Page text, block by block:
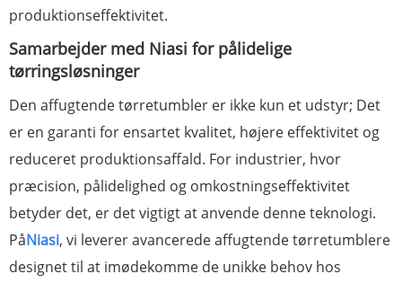
produktionseffektivitet.
Samarbejder med Niasi for pålidelige
tørringsløsninger
Den affugtende tørretumbler er ikke kun et udstyr; Det
er en garanti for ensartet kvalitet, højere effektivitet og
reduceret produktionsaffald. For industrier, hvor
præcision, pålidelighed og omkostningseffektivitet
betyder det, er det vigtigt at anvende denne teknologi.
PåNiasi, vi leverer avancerede affugtende tørretumblere
designet til at imødekomme de unikke behov hos